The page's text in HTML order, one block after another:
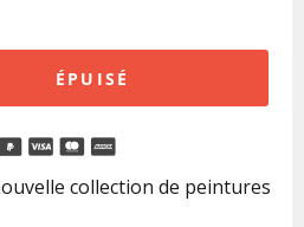
ÉPUISÉ
collection de peintures